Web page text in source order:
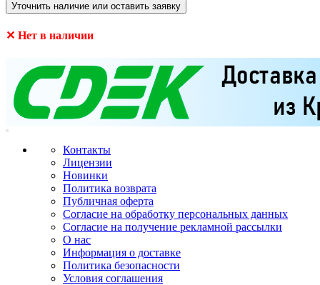
Уточнить наличие или оставить заявку
✕ Нет в наличии
Контакты
Лицензии
Новинки
Политика возврата
Публичная оферта
Согласие на обработку персональных данных
Согласие на получение рекламной рассылки
О нас
Информация о доставке
Политика безопасности
Условия соглашения